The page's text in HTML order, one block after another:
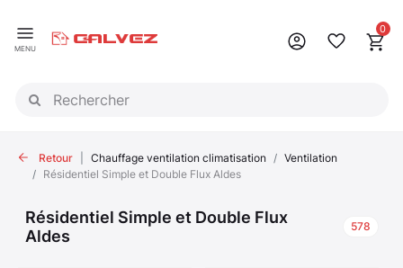
MENU
0
Retour Chauffage ventilation climatisation
Ventilation
Résidentiel Simple et Double Flux Aldes
Résidentiel Simple et Double Flux
Aldes
578